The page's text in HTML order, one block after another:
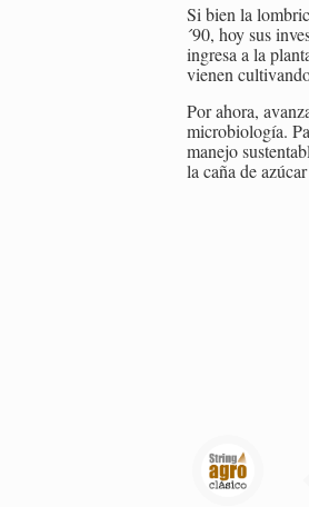
Si bien la
´90, hoy sus
ingresa a la
vienen
Por ahora,
microbiología.
manejo
la caña de